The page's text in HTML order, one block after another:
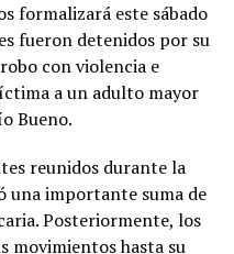
DE LOS RIOS
transportar más de
de origen ilegal
formalizará este sábado
fueron detenidos por su
con violencia e
a un adulto mayor
Bueno.
reunidos durante la
importante suma de
Posteriormente, los
movimientos hasta su